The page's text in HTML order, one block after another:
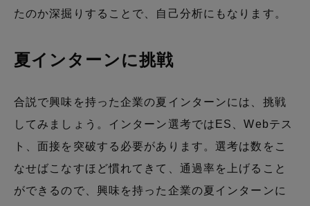
たのか深掘りすることで、自己分析にもなります。
夏インターンに挑戦
合説で興味を持った企業の夏インターンには、挑戦
してみましょう。インターン選考ではES、Webテス
ト、面接を突破する必要があります。選考は数をこ
なせばこなすほど慣れてきて、通過率を上げること
ができるので、興味を持った企業の夏インターンに